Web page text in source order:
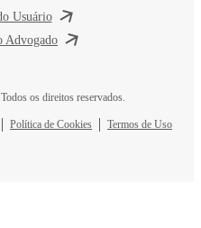
Usuário
Advogado
os direitos reservados.
Política de Cookies Termos de Uso